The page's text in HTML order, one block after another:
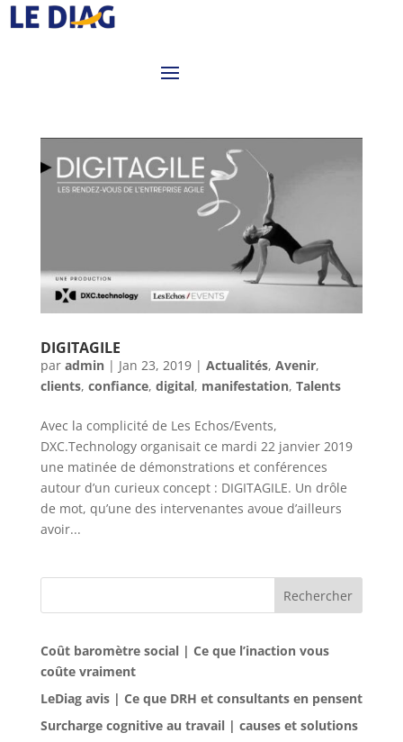
DIGITAGILE
par admin| Jan 23, 2019| Actualités, Avenir,
clients, confiance, digital, manifestation, Talents
Avec la complicité de Les Echos/Events,
DXC.Technology organisait ce mardi 22 janvier 2019
une matinée de démonstrations et conférences
autour d’un curieux concept : DIGITAGILE. Un drôle
de mot, qu’une des intervenantes avoue d’ailleurs
avoir...
Rechercher
Coût baromètre social | Ce que l’inaction vous
coûte vraiment
LeDiag avis | Ce que DRH et consultants en pensent
Surcharge cognitive au travail | causes et solutions